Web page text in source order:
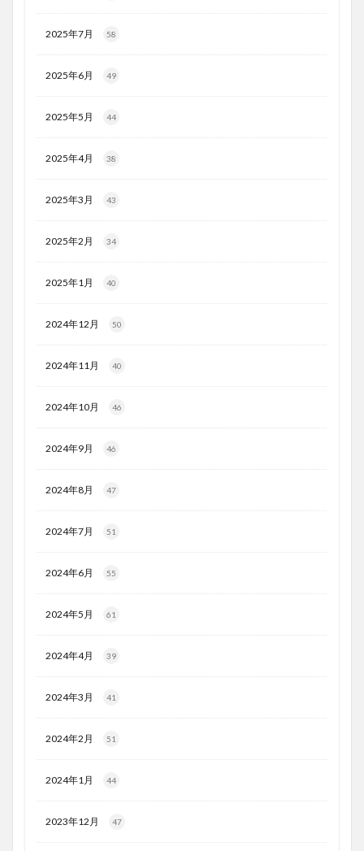
2025年7月 58
2025年6月 49
2025年5月 44
2025年4月 38
2025年3月 43
2025年2月 34
2025年1月 40
2024年12月 50
2024年11月 40
2024年10月 46
2024年9月 46
2024年8月 47
2024年7月 51
2024年6月 55
2024年5月 61
2024年4月 39
2024年3月 41
2024年2月 51
2024年1月 44
2023年12月 47